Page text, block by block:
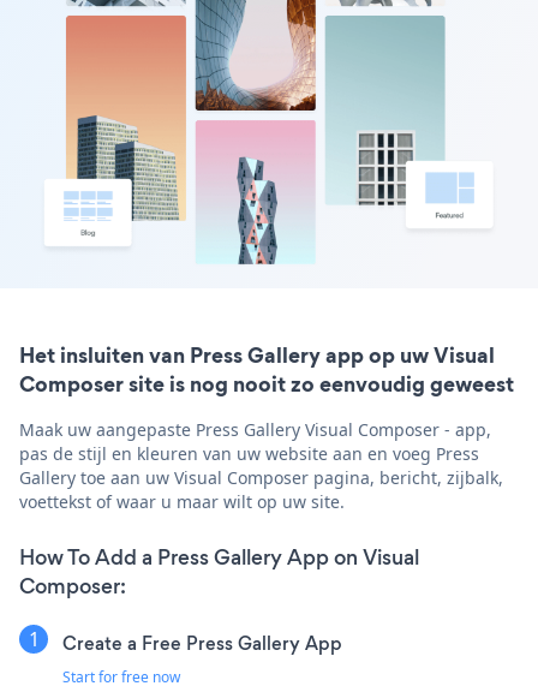
Het insluiten van Press Gallery app op uw Visual
Composer site is nog nooit zo eenvoudig geweest
Maak uw aangepaste Press Gallery Visual Composer - app,
pas de stijl en kleuren van uw website aan en voeg Press
Gallery toe aan uw Visual Composer pagina, bericht, zijbalk,
voettekst of waar u maar wilt op uw site.
How To Add a Press Gallery App on Visual
Composer:
Create a Free Press Gallery App
Start for free now